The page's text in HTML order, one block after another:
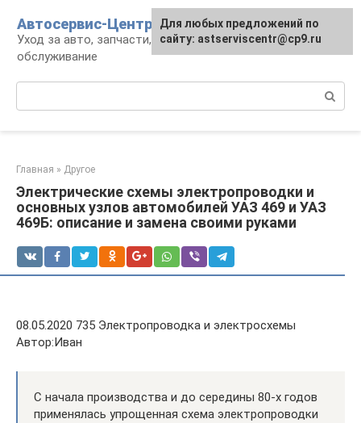
контенту
Автосервис-Центр
Уход за авто, запчасти, ремонт и
обслуживание
Главная » Другое
Электрические схемы электропроводки и
основных узлов автомобилей УАЗ 469 и УАЗ
469Б: описание и замена своими руками
08.05.2020 735 Электропроводка и электросхемы
Автор:Иван
С начала производства и до середины 80-х годов
применялась упрощенная схема электропроводки
Для любых предложений по
сайту: astserviscentr@cp9.ru